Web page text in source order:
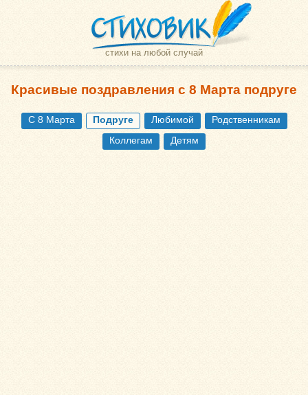
стихи на любой случай
Красивые поздравления с 8 Марта подруге
С 8 Марта Подруге Любимой
Родственникам
Коллегам
Детям